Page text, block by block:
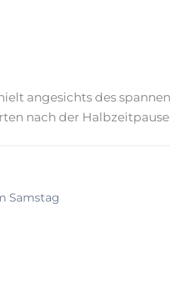
angesichts des
nach der
Samstag